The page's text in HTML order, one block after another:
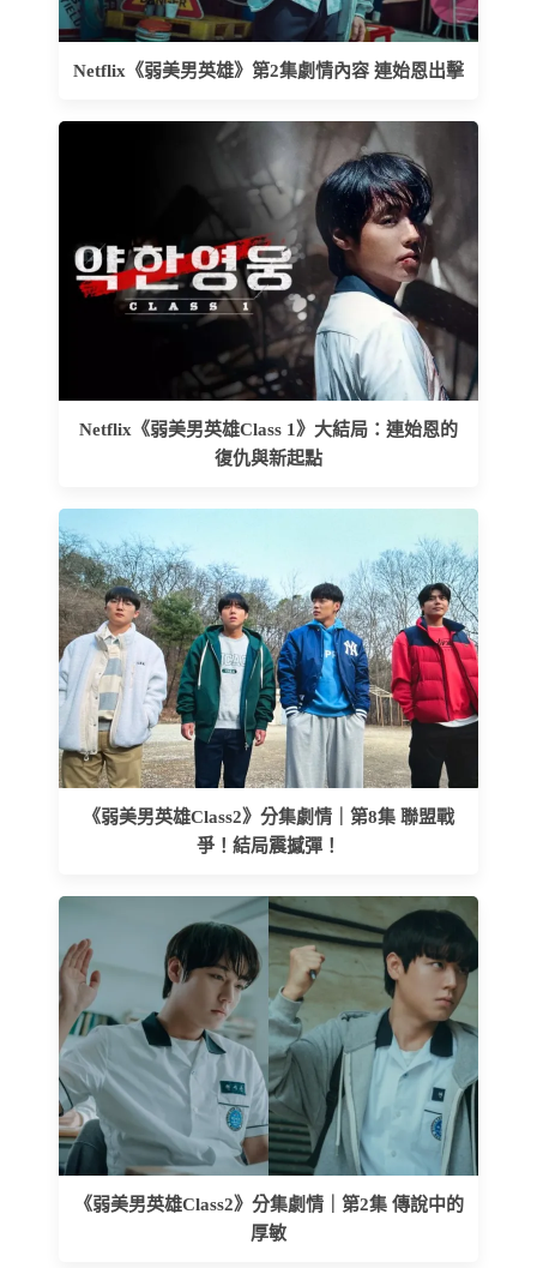
Netflix《弱美男英雄》第2集劇情內容 連始恩出擊
Netflix《弱美男英雄Class 1》大結局：連始恩的
復仇與新起點
《弱美男英雄Class2》分集劇情｜第8集 聯盟戰
爭！結局震撼彈！
《弱美男英雄Class2》分集劇情｜第2集 傳說中的
厚敏